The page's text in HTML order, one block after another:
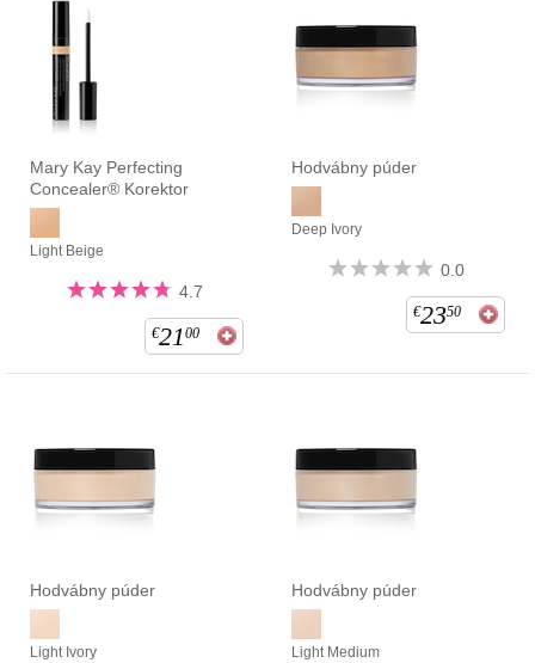
Mary Kay Perfecting
Concealer® Korektor
Light Beige
4.7
€2100
Hodvábny púder
Deep Ivory
0.0
€2350
Hodvábny púder
Light Ivory
Hodvábny púder
Light Medium